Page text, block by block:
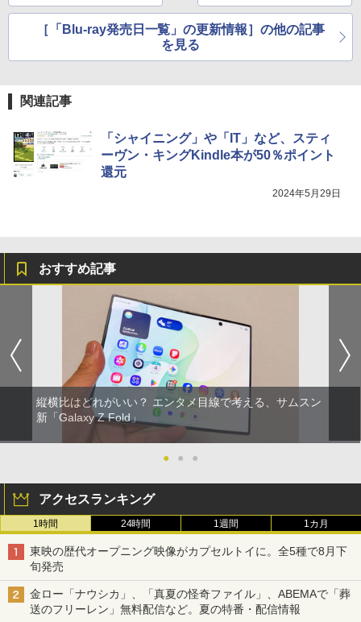
夜景空撮～」
UE WINGS-」BD-BOX
化
［「Blu-ray発売日一覧」の更新情報］の他の記事
を見る
関連記事
「シャイニング」や「IT」など、スティ
ーヴン・キングKindle本が50％ポイント
還元
2024年5月29日
おすすめ記事
縦横比はどれがいい？ エンタメ目線で考える、サムスン
新「Galaxy Z Fold」
● ● ●
アクセスランキング
1時間 24時間 1週間 1カ月
東映の歴代オープニング映像がカプセルトイに。全5種で8月下
旬発売
金ロー「ナウシカ」、「真夏の怪奇ファイル」、ABEMAで「葬
送のフリーレン」無料配信など。夏の特番・配信情報